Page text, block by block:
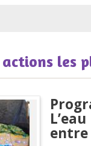
actions les
entre